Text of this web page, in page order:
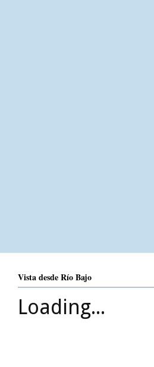
Vista desde Río Bajo
Loading...